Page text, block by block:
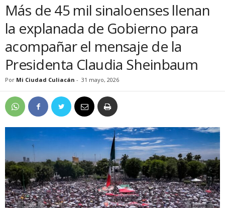
Más de 45 mil sinaloenses llenan
la explanada de Gobierno para
acompañar el mensaje de la
Presidenta Claudia Sheinbaum
Por Mi Ciudad Culiacán - 31 mayo, 2026